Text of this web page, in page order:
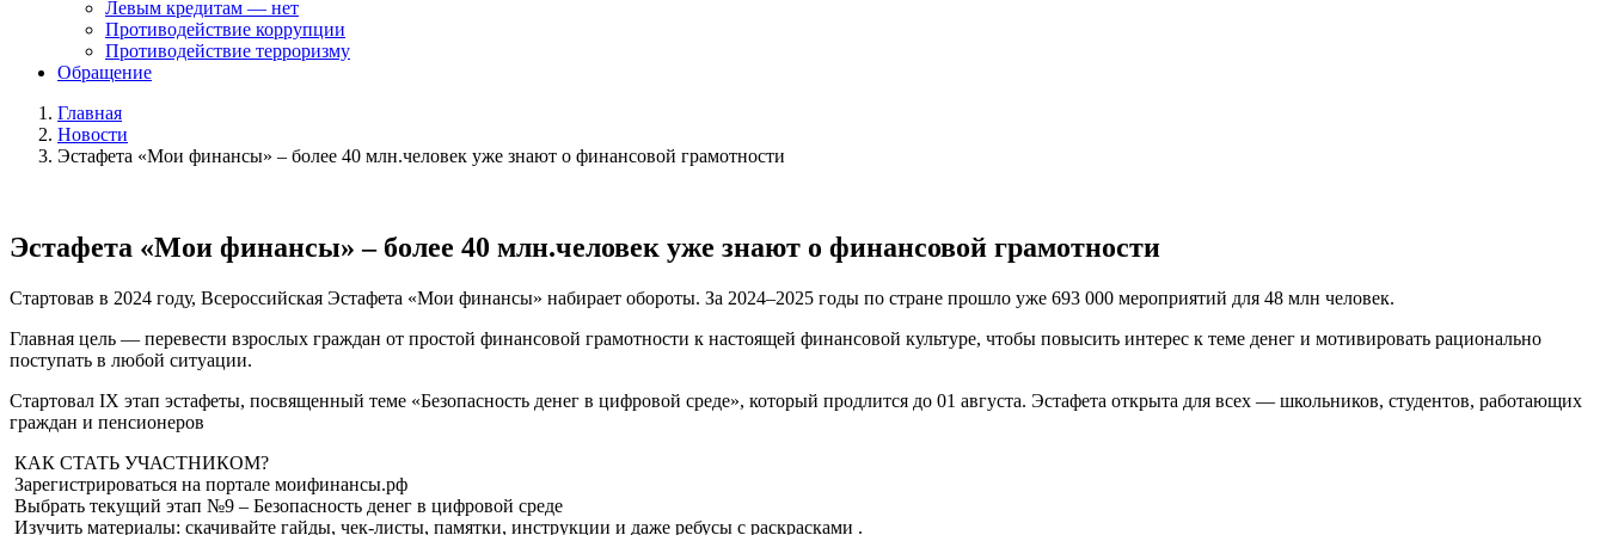
Левым кредитам — нет
Противодействие коррупции
Противодействие терроризму
Обращение
Главная
Новости
Эстафета «Мои финансы» – более 40 млн.человек уже знают о финансовой грамотности
Эстафета «Мои финансы» – более 40 млн.человек уже знают о финансовой грамотности
Стартовав в 2024 году, Всероссийская Эстафета «Мои финансы» набирает обороты. За 2024–2025 годы по стране прошло уже 693 000 мероприятий для 48 млн человек.
Главная цель — перевести взрослых граждан от простой финансовой грамотности к настоящей финансовой культуре, чтобы повысить интерес к теме денег и мотивировать рационально
поступать в любой ситуации.
Стартовал IX этап эстафеты, посвященный теме «Безопасность денег в цифровой среде», который продлится до 01 августа. Эстафета открыта для всех — школьников, студентов, работающих
граждан и пенсионеров
КАК СТАТЬ УЧАСТНИКОМ?
Зарегистрироваться на портале моифинансы.рф
Выбрать текущий этап №9 – Безопасность денег в цифровой среде
Изучить материалы: скачивайте гайды, чек-листы, памятки, инструкции и даже ребусы с раскрасками .